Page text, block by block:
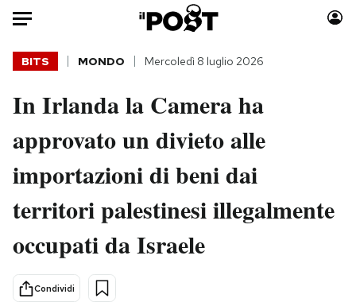
Auto
HOME
Politica
Tecnologia
Scienza
Economia
Moda
Consumismi
Storie/Idee
Ok Boomer!
Media
BITS MONDO Mercoledì 8 luglio 2026
In Irlanda la Camera ha
approvato un divieto alle
importazioni di beni dai
territori palestinesi illegalmente
occupati da Israele
Condividi